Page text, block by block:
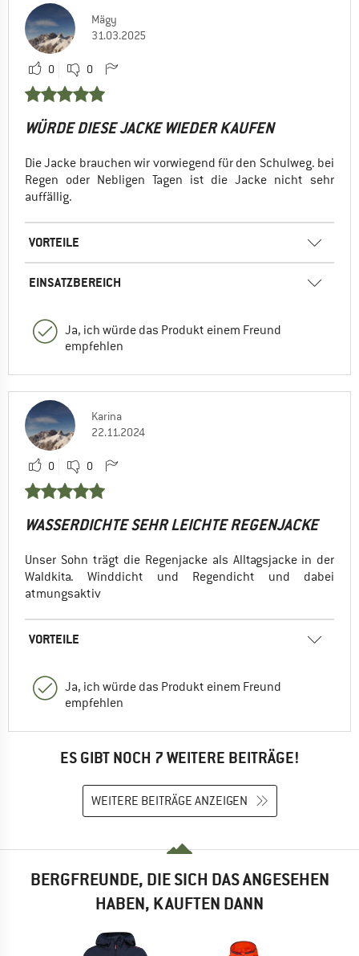
Mägy
31.03.2025
0 0
WÜRDE DIESE JACKE WIEDER KAUFEN
Die Jacke brauchen wir vorwiegend für den Schulweg. bei
Regen oder Nebligen Tagen ist die Jacke nicht sehr
auffällig.
VORTEILE
EINSATZBEREICH
Ja, ich würde das Produkt einem Freund
empfehlen
Karina
22.11.2024
0 0
WASSERDICHTE SEHR LEICHTE REGENJACKE
Unser Sohn trägt die Regenjacke als Alltagsjacke in der
Waldkita. Winddicht und Regendicht und dabei
atmungsaktiv
VORTEILE
Ja, ich würde das Produkt einem Freund
empfehlen
ES GIBT NOCH 7 WEITERE BEITRÄGE!
WEITERE BEITRÄGE ANZEIGEN
BERGFREUNDE, DIE SICH DAS ANGESEHEN
HABEN, KAUFTEN DANN